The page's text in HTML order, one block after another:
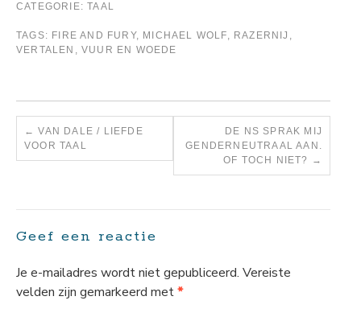
CATEGORIE:TAAL
TAGS: FIRE AND FURY, MICHAEL WOLF, RAZERNIJ ,
VERTALEN ,VUUR EN WOEDE
← VAN DALE / LIEFDE
VOOR TAAL
DE NS SPRAK MIJ
GENDERNEUTRAAL AAN.
OF TOCH NIET?
→
Geef een reactie
Je e-mailadres wordt niet gepubliceerd. Vereiste
velden zijn gemarkeerd met*